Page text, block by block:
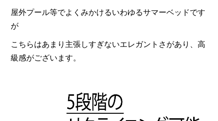
屋外プール等でよくみかけるいわゆるサマーベッドです
が
こちらはあまり主張しすぎないエレガントさがあり、高
級感がございます。